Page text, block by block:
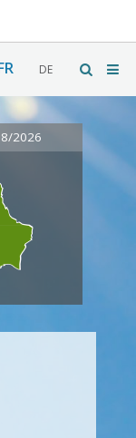
DE
2026